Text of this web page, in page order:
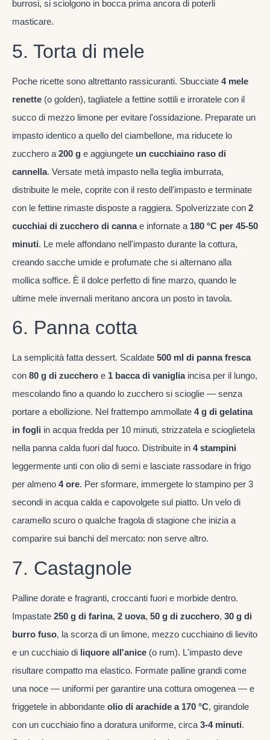
burrosi, si sciolgono in bocca prima ancora di poterli
masticare.
5. Torta di mele
Poche ricette sono altrettanto rassicuranti. Sbucciate 4 mele
renette (o golden), tagliatele a fettine sottili e irroratele con il
succo di mezzo limone per evitare l'ossidazione. Preparate un
impasto identico a quello del ciambellone, ma riducete lo
zucchero a 200 g e aggiungete un cucchiaino raso di
cannella. Versate metà impasto nella teglia imburrata,
distribuite le mele, coprite con il resto dell'impasto e terminate
con le fettine rimaste disposte a raggiera. Spolverizzate con 2
cucchiai di zucchero di cannae infornate a 180 °C per 45-50
minuti. Le mele affondano nell'impasto durante la cottura,
creando sacche umide e profumate che si alternano alla
mollica soffice. È il dolce perfetto di fine marzo, quando le
ultime mele invernali meritano ancora un posto in tavola.
6. Panna cotta
La semplicità fatta dessert. Scaldate 500 ml di panna fresca
con 80 g di zucchero e 1 bacca di vanigliaincisa per il lungo,
mescolando fino a quando lo zucchero si scioglie — senza
portare a ebollizione. Nel frattempo ammollate 4 g di gelatina
in fogli in acqua fredda per 10 minuti, strizzatela e scioglietela
nella panna calda fuori dal fuoco. Distribuite in 4 stampini
leggermente unti con olio di semi e lasciate rassodare in frigo
per almeno 4 ore. Per sformare, immergete lo stampino per 3
secondi in acqua calda e capovolgete sul piatto. Un velo di
caramello scuro o qualche fragola di stagione che inizia a
comparire sui banchi del mercato: non serve altro.
7. Castagnole
Palline dorate e fragranti, croccanti fuori e morbide dentro.
Impastate 250 g di farina, 2 uova, 50 g di zucchero, 30 g di
burro fuso, la scorza di un limone, mezzo cucchiaino di lievito
e un cucchiaio di liquore all'anice (o rum). L'impasto deve
risultare compatto ma elastico. Formate palline grandi come
una noce — uniformi per garantire una cottura omogenea — e
friggetele in abbondante olio di arachide a 170 °C, girandole
con un cucchiaio fino a doratura uniforme, circa 3-4 minuti.